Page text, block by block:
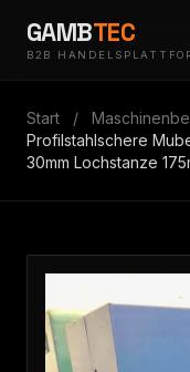
GAMBTEC
B2B
Start /
Profilstahlschere
30mm Lochstanze